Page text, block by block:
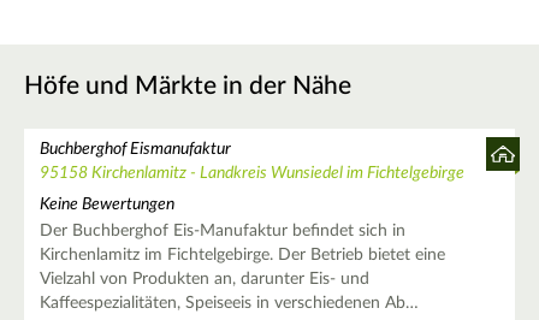
Höfe und Märkte in der Nähe
Buchberghof Eismanufaktur
95158 Kirchenlamitz - Landkreis Wunsiedel im Fichtelgebirge
Keine Bewertungen
Der Buchberghof Eis-Manufaktur befindet sich in
Kirchenlamitz im Fichtelgebirge. Der Betrieb bietet eine
Vielzahl von Produkten an, darunter Eis- und
Kaffeespezialitäten, Speiseeis in verschiedenen Ab…